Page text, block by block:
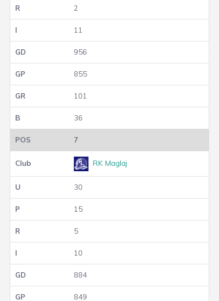
2
11
956
855
101
36
7
RK Maglaj
30
15
5
10
884
849